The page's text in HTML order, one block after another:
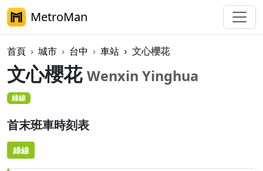
MetroMan
首頁 城市 台中 車站 文心櫻花
文心櫻花 Wenxin Yinghua
綠線
首末班車時刻表
綠線